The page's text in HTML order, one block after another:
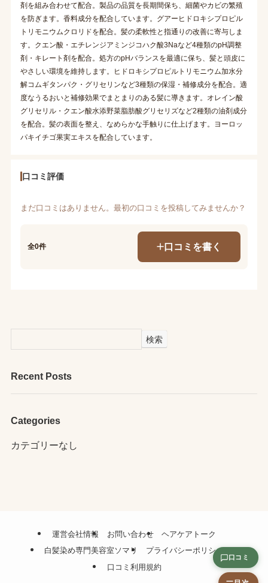
剤を組み合わせて配合。製品の品質を長期間保ち、細菌やカビの繁殖
を防ぎます。香料成分を配合しています。グアーヒドロキシプロピル
トリモニウムクロリドを配合。髪の柔軟性と指通りの改善に寄与しま
す。クエン酸・エチレンジアミンジコハク酸3Naなど4種類のpH調整
剤・キレート剤を配合。処方のpHバランスを最適に保ち、髪と頭皮に
やさしい環境を維持します。ヒドロキシプロピルトリモニウム加水分
解コムギタンパク・グリセリンなど3種類の保湿・補修成分を配合。適
度なうるおいと補修効果でまとまりのある髪に導きます。オレイン酸
グリセリル・クエン酸水添野菜脂肪酸グリセリズなど2種類の油剤成分
を配合。髪の表面を整え、なめらかな手触りに仕上げます。ヨーロッ
パキイチゴ果実エキスを配合しています。
口コミ評価
まだ口コミはありません。最初の口コミを投稿してみませんか？
全0件 口コミを書く
検索
Recent Posts
Categories
カテゴリーなし
運営会社情報 お問い合わせ
ヘアケアトーク
白髪染め専門美容室ソマリ
プライバシーポリシー
口コミ利用規約
口コミ